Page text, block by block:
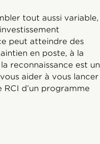
tout aussi variable,
peut atteindre des
en poste, à la
reconnaissance est un
aider à vous lancer
d’un programme